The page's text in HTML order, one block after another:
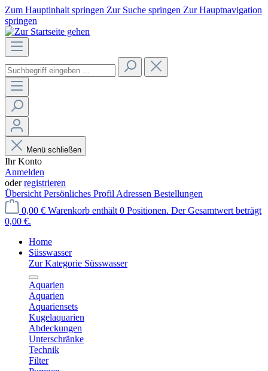
Zum Hauptinhalt springen Zur Suche springen Zur Hauptnavigation
springen
Menü schließen
Ihr Konto
Anmelden
oderregistrieren
Übersicht Persönliches Profil Adressen Bestellungen
0,00 € Warenkorb enthält 0 Positionen. Der Gesamtwert beträgt
0,00 €.
Home
Süsswasser
Zur Kategorie Süsswasser
Aquarien
Aquarien
Aquariensets
Kugelaquarien
Abdeckungen
Unterschränke
Technik
Filter